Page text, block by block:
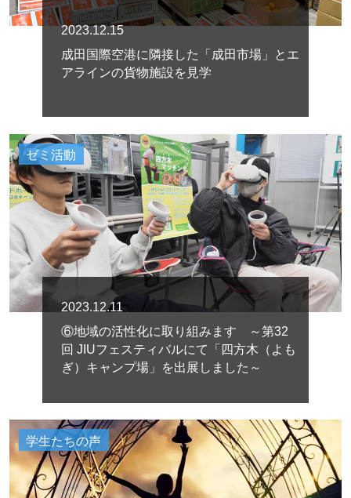
2023.12.15
成田国際空港に隣接した「成田市場」とエ
アラインの貨物施設を見学
ゼミ活動
2023.12.11
⑥地域の活性化に取り組みます ～第32
回 JIUフェスティバルにて「四方木（よも
ぎ）キャンプ場」を出展しました～
学生たちの声